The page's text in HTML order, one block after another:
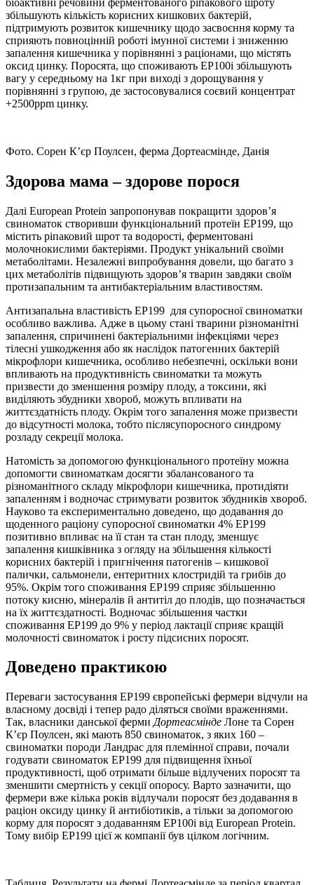
збільшують кількість корисних кишкових бактерій,
підтримують розвиток кишечнику щодо засвоєння корму та
сприяють повноцінній роботі імунної системи і зниженню
запалення кишечника у порівнянні з раціонами, що містять
оксид цинку. Поросята, що споживають ЕР100і збільшують
вагу у середньому на 1кг при виході з дорощування у
порівнянні з групою, де застосовувалися соєвий концентрат
+2500ppm цинку.
Фото. Сорен К’єр Поулсен, ферма Дортеасмінде, Данія
Здорова мама – здорове порося
Далі European Protein запропонував покращити здоров’я
свиноматок створивши функціональний протеїн EP199, що
містить ріпаковий шрот та водорості, ферментовані
молочнокислими бактеріями. Продукт унікальний своїми
метаболітами. Незалежні випробування довели, що багато з
цих метаболітів підвищують здоров’я тварин завдяки своїм
протизапальним та антибактеріальним властивостям.
Антизапальна властивість EP199 для супоросної свиноматки
особливо важлива. Адже в цьому стані тварини різноманітні
запалення, спричинені бактеріальними інфекціями через
тілесні ушкодження або як наслідок патогенних бактерій
мікрофлори кишечника, особливо небезпечні, оскільки вони
впливають на продуктивність свиноматки та можуть
призвести до зменшення розміру плоду, а токсини, які
виділяють збудники хвороб, можуть впливати на
життєздатність плоду. Окрім того запалення може призвести
до відсутності молока, тобто післясупоросного синдрому
розладу секреції молока.
Натомість за допомогою функціонального протеїну можна
допомогти свиноматкам досягти збалансованого та
різноманітного складу мікрофлори кишечника, протидіяти
запаленням і водночас стримувати розвиток збудників хвороб.
Науково та експериментально доведено, що додавання до
щоденного раціону супоросної свиноматки 4% EP199
позитивно впливає на її стан та стан плоду, зменшує
запалення кишківника з огляду на збільшення кількості
корисних бактерій і пригнічення патогенів – кишкової
палички, сальмонели, ентеритних клостридій та грибів до
95%. Окрім того споживання EP199 сприяє збільшенню
потоку кисню, мінералів й антитіл до плодів, що позначається
на їх життєздатності. Водночас збільшення частки
споживання EP199 до 9% у період лактації сприяє кращій
молочності свиноматок і росту підсисних поросят.
Доведено практикою
Переваги застосування EP199 європейські фермери відчули на
власному досвіді і тепер радо діляться своїми враженнями.
Так, власники данської ферми Дортеасмінде Лоне та Сорен
К’єр Поулсен, які мають 850 свиноматок, з яких 160 –
свиноматки породи Ландрас для племінної справи, почали
годувати свиноматок EP199 для підвищення їхньої
продуктивності, щоб отримати більше відлучених поросят та
зменшити смертність у секції опоросу. Варто зазначити, що
фермери вже кілька років відлучали поросят без додавання в
раціон оксиду цинку й антибіотиків, а тільки за допомогою
корму для поросят з додаванням EP100і від European Protein.
Тому вибір EP199 цієї ж компанії був цілком логічним.